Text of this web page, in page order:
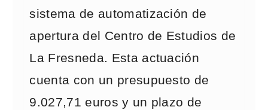
sistema de automatización de
apertura del Centro de Estudios de
La Fresneda. Esta actuación
cuenta con un presupuesto de
9.027,71 euros y un plazo de